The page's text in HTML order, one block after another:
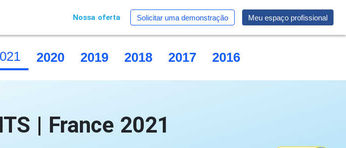
Nossa oferta Solicitar uma demonstração Meu espaço profissional
2020 2019 2018 2017 2016
| France 2021